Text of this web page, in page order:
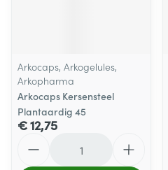
Arkocaps, Arkogelules,
Arkopharma
Arkocaps Kersensteel
Plantaardig 45
€ 12,75